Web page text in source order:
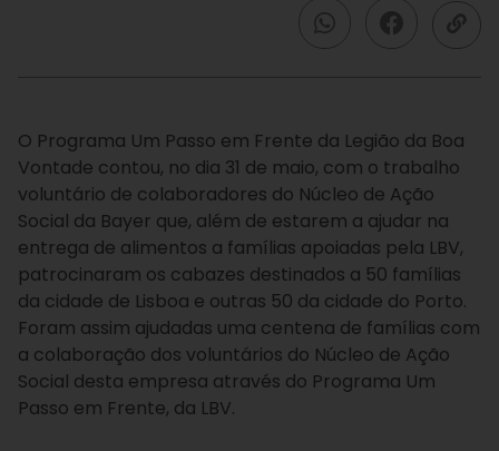
O Programa Um Passo em Frente da Legião da Boa
Vontade contou, no dia 31 de maio, com o trabalho
voluntário de colaboradores do Núcleo de Ação
Social da Bayer que, além de estarem a ajudar na
entrega de alimentos a famílias apoiadas pela LBV,
patrocinaram os cabazes destinados a 50 famílias
da cidade de Lisboa e outras 50 da cidade do Porto.
Foram assim ajudadas uma centena de famílias com
a colaboração dos voluntários do Núcleo de Ação
Social desta empresa através do Programa Um
Passo em Frente, da LBV.